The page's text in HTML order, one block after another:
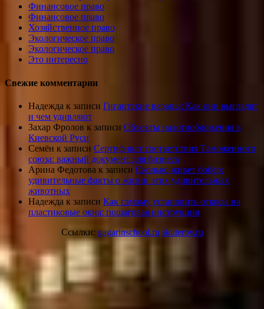
Финансовое право
Финансовое право
Хозяйственное право
Экологическое право
Экологическое право
Это интересно
Свежие комментарии
Надежда к записи Гигантские вараны: Как они выглядят
и чем удивляют
Захар Фролов к записи Объекты налогообложения в
Киевской Руси
Семён к записи Сертификат соответствия Таможенного
союза: важный документ для бизнеса
Арина Федотова к записи Сколько живет бобер:
удивительные факты о жизни этих удивительных
животных
Надежда к записи Как самому установить откосы на
пластиковые окна: пошаговая инструкция
Ссылки: gagarinschool.ru skuterov.ru